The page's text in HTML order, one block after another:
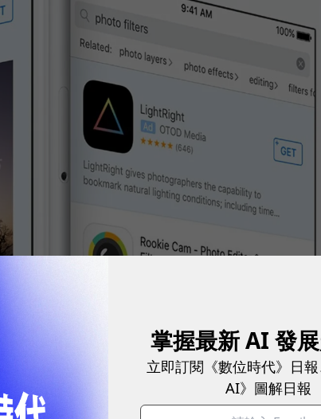
掌握最新 AI 發
立即訂閱《數位時代》日
AI》圖解日報